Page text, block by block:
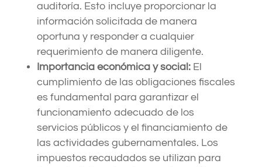
auditoría. Esto incluye proporcionar la
información solicitada de manera
oportuna y responder a cualquier
requerimiento de manera diligente.
Importancia económica y social:El
cumplimiento de las obligaciones fiscales
es fundamental para garantizar el
funcionamiento adecuado de los
servicios públicos y el financiamiento de
las actividades gubernamentales. Los
impuestos recaudados se utilizan para